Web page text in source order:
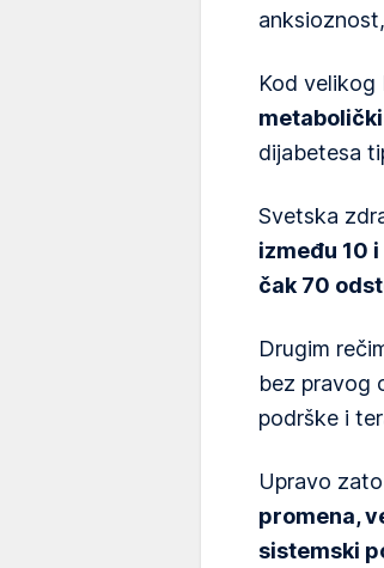
Kod velikog
dijabetesa
Svetska
između 10
čak 70
Drugim
bez pravog
podrške i
Upravo
promena,
sistemski